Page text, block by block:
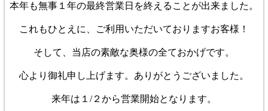
本年も無事１年の最終営業日を終えることが出来ました。
これもひとえに、ご利用いただいておりますお客様！
そして、当店の素敵な奥様の全ておかげです。
心より御礼申し上げます。ありがとうございました。
来年は１/２から営業開始となります。